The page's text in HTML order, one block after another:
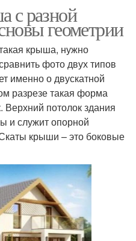
с разной
геометрии
крыша, нужно
фото двух типов
именно о двускатной
разрезе такая форма
Верхний потолок здания
и служит опорной
крыши – это боковые